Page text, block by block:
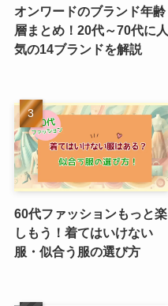
オンワードのブランド年齢
層まとめ！20代～70代に人
気の14ブランドを解説
60代ファッションもっと楽
しもう！着てはいけない
服・似合う服の選び方